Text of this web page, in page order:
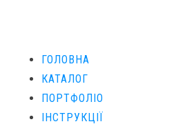
ГОЛОВНА
КАТАЛОГ
ПОРТФОЛІО
ІНСТРУКЦІЇ